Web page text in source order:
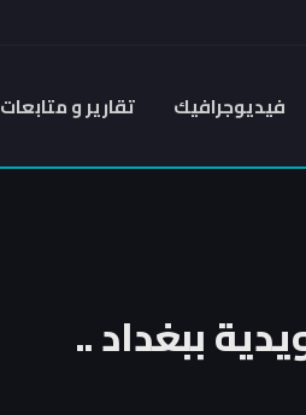
فيديوجرافيك تقارير و متابعات
ببغداد ..